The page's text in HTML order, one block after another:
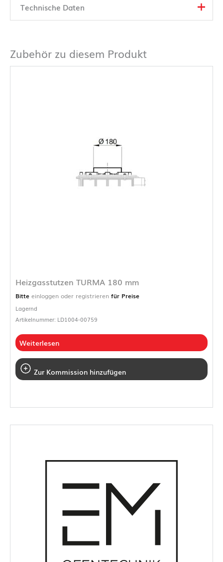
Technische Daten
Zubehör zu diesem Produkt
Heizgasstutzen TURMA 180 mm
Bitte einloggen oder registrieren für Preise
Lagernd
Artikelnummer: LD1004-00759
Weiterlesen
Zur Kommission hinzufügen